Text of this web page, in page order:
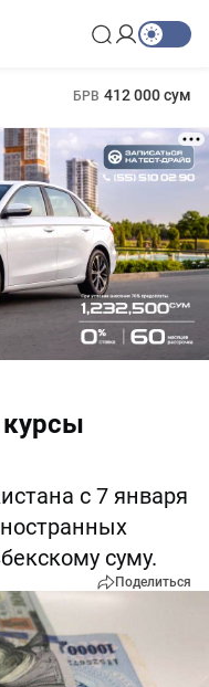
БРВ 412 000 сум
с 7 января
суму.
Поделиться